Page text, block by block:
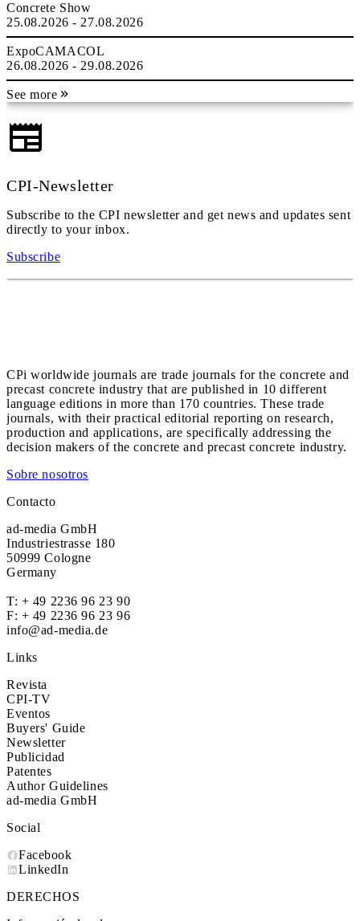
Concrete Show
25.08.2026 - 27.08.2026
ExpoCAMACOL
26.08.2026 - 29.08.2026
See more
CPI-Newsletter
Subscribe to the CPI newsletter and get news and updates sent
directly to your inbox.
Subscribe
CPi worldwide journals are trade journals for the concrete and
precast concrete industry that are published in 10 different
language editions in more than 170 countries. These trade
journals, with their practical editorial reporting on research,
production and applications, are specifically addressing the
decision makers of the concrete and precast concrete industry.
Sobre nosotros
Contacto
ad-media GmbH
Industriestrasse 180
50999 Cologne
Germany
T: + 49 2236 96 23 90
F: + 49 2236 96 23 96
info@ad-media.de
Links
Revista
CPI-TV
Eventos
Buyers' Guide
Newsletter
Publicidad
Patentes
Author Guidelines
ad-media GmbH
Social
Facebook
LinkedIn
DERECHOS